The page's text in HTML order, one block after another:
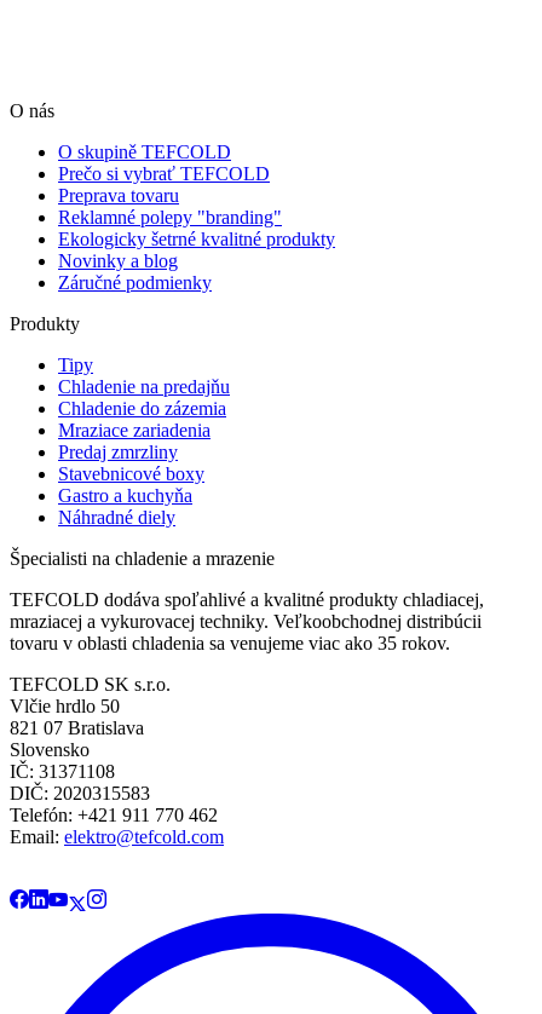
O nás
O skupině TEFCOLD
Prečo si vybrať TEFCOLD
Preprava tovaru
Reklamné polepy "branding"
Ekologicky šetrné kvalitné produkty
Novinky a blog
Záručné podmienky
Produkty
Tipy
Chladenie na predajňu
Chladenie do zázemia
Mraziace zariadenia
Predaj zmrzliny
Stavebnicové boxy
Gastro a kuchyňa
Náhradné diely
Špecialisti na chladenie a mrazenie
TEFCOLD dodáva spoľahlivé a kvalitné produkty chladiacej,
mraziacej a vykurovacej techniky. Veľkoobchodnej distribúcii
tovaru v oblasti chladenia sa venujeme viac ako 35 rokov.
TEFCOLD SK s.r.o.
Vlčie hrdlo 50
821 07 Bratislava
Slovensko
IČ: 31371108
DIČ: 2020315583
Telefón: +421 911 770 462
Email: elektro@tefcold.com